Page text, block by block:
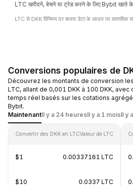
LTC खरीदने, बेचने या ट्रेड करने के लिए Bybit खाते
LTC से DKK विनिमय दर बाजार डेटा के आधार पर वास्तविक
Conversions populaires de
Découvrez les montants de conversion
LTC, allant de 0,001 DKK à 100 DKK,
temps réel basés sur les cotations
Bybit.
MaintenantIl y a 24 heuresIl y a 1 moisIl y
Convertir des DKK en LTCValeur de LTC
$1 0.00337161 LTC
$10 0.0337 LTC